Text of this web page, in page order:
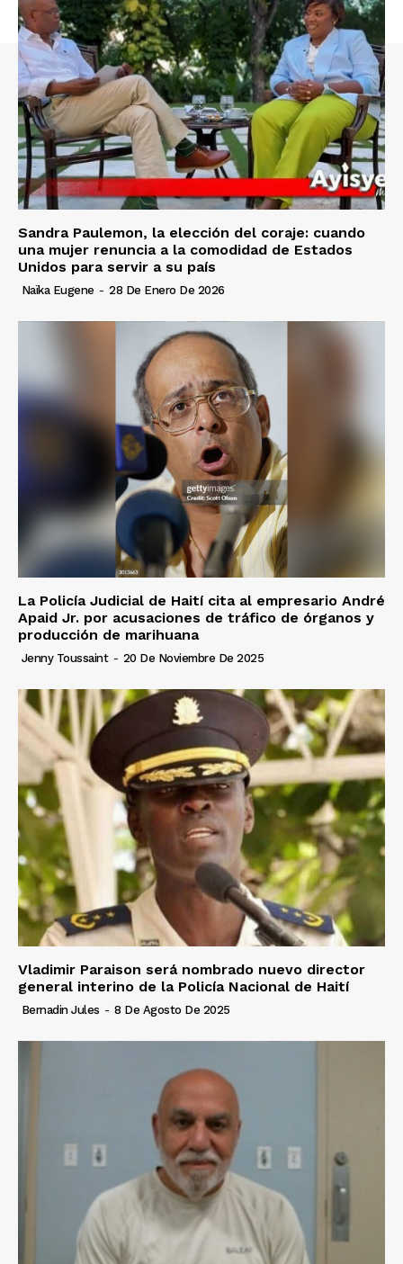
Sandra Paulemon, la elección del coraje: cuando
una mujer renuncia a la comodidad de Estados
Unidos para servir a su país
Naïka Eugene - 28 De Enero De 2026
La Policía Judicial de Haití cita al empresario André
Apaid Jr. por acusaciones de tráfico de órganos y
producción de marihuana
Jenny Toussaint - 20 De Noviembre De 2025
Vladimir Paraison será nombrado nuevo director
general interino de la Policía Nacional de Haití
Bernadin Jules - 8 De Agosto De 2025